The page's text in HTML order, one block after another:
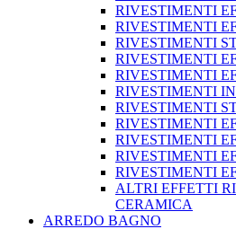
RIVESTIMENTI
RIVESTIMENTI
RIVESTIMENTI
RIVESTIMENTI
RIVESTIMENTI
RIVESTIMENTI
RIVESTIMENTI
RIVESTIMENTI
RIVESTIMENTI
RIVESTIMENTI
RIVESTIMENTI
ALTRI EFFETTI
CERAMICA
ARREDO BAGNO